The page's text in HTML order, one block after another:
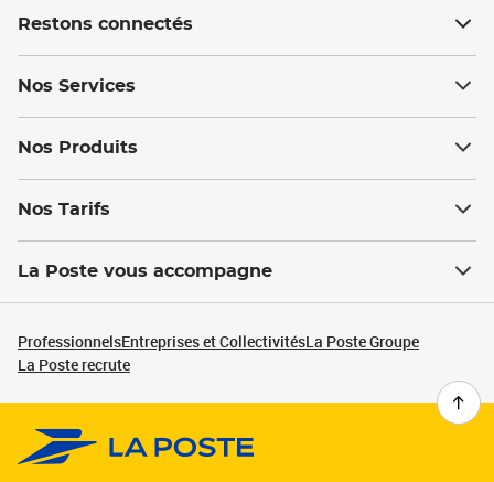
Restons connectés
Nos Services
Nos Produits
Nos Tarifs
La Poste vous accompagne
ProfessionnelsEntreprises et CollectivitésLa Poste Groupe
La Poste recrute